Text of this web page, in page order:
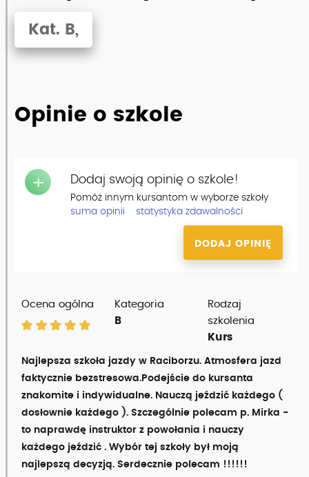
Kat. B,
Opinie o szkole
+ Dodaj swoją opinię o szkole!
Pomóż innym kursantom w wyborze szkoły
suma opinii
statystyka zdawalności
DODAJ OPINIĘ
Ocena ogólna
Kategoria
B
Rodzaj
szkolenia
Kurs
Najlepsza szkoła jazdy w Raciborzu. Atmosfera jazd
faktycznie bezstresowa.Podejście do kursanta
znakomite i indywidualne. Nauczą jeździć każdego (
dosłownie każdego ). Szczególnie polecam p. Mirka -
to naprawdę instruktor z powołania i nauczy
każdego jeździć . Wybór tej szkoły był moją
najlepszą decyzją. Serdecznie polecam !!!!!!